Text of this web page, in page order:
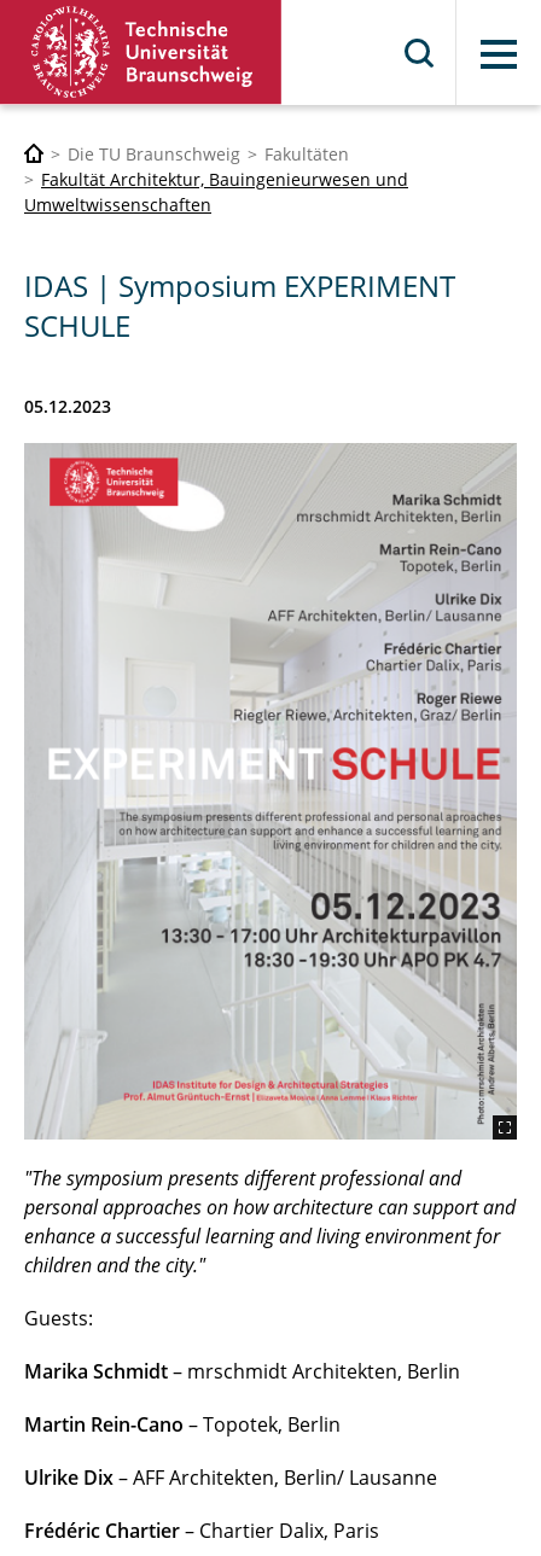
Menü
Die TU Braunschweig
Fakultäten
Fakultät Architektur, Bauingenieurwesen und
Umweltwissenschaften
IDAS | Symposium EXPERIMENT
SCHULE
05.12.2023
"The symposium presents different professional and
personal approaches on how architecture can support and
enhance a successful learning and living environment for
children and the city."
Guests:
Marika Schmidt– mrschmidt Architekten, Berlin
Martin Rein-Cano – Topotek, Berlin
Ulrike Dix– AFF Architekten, Berlin/ Lausanne
Frédéric Chartier– Chartier Dalix, Paris